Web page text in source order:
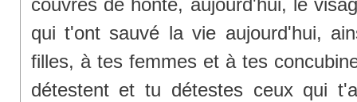
qui t'ont sauvé la vie aujourd'hui,
filles, à tes femmes et à tes
détestent et tu détestes ceux qui